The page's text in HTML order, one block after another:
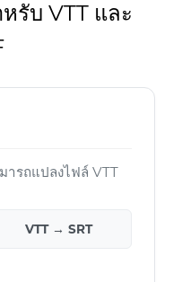
รับ VTT และ
รถแปลงไฟล์ VTT
VTT → SRT